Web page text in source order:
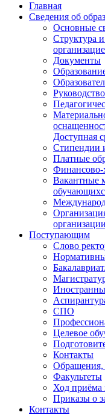
Главная
Сведения об
Основные
Структура
Документы
Руководство
Доступная
Стипендии
Платные
Финансово-
Вакантные
организации
Поступающим
Слово
СПО
Целевое
Контакты
Обращения,
Факультеты
Ход приёма
Приказы о
Контакты